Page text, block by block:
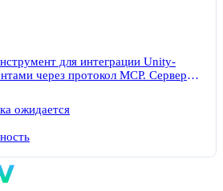
для интеграции Unity-
через протокол MCP. Сервер
информацию: настройки
скрипты, префабы и другие ассеты.
Unity Editor —
проекта. Сервер
MCP-протокол через stdio,
клиентом, поддерживающим
VS Code (с плагином),
ожидается